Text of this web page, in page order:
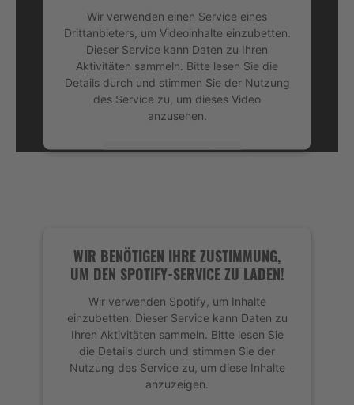
Wir verwenden einen Service eines
Drittanbieters, um Videoinhalte einzubetten.
Dieser Service kann Daten zu Ihren
Aktivitäten sammeln. Bitte lesen Sie die
Details durch und stimmen Sie der Nutzung
des Service zu, um dieses Video
anzusehen.
Mehr Informationen
WIR BENÖTIGEN IHRE ZUSTIMMUNG,
UM DEN SPOTIFY-SERVICE ZU LADEN!
Wir verwenden Spotify, um Inhalte
einzubetten. Dieser Service kann Daten zu
Ihren Aktivitäten sammeln. Bitte lesen Sie
die Details durch und stimmen Sie der
Nutzung des Service zu, um diese Inhalte
anzuzeigen.